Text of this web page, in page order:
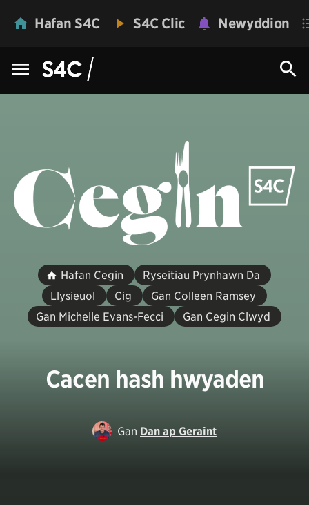
Hafan S4C S4C Clic Newyddion
Hafan Cegin
Ryseitiau Prynhawn Da
Llysieuol
Cig
Gan Colleen Ramsey
Gan Michelle Evans-Fecci
Gan Cegin Clwyd
Cacen hash hwyaden
Gan Dan ap Geraint